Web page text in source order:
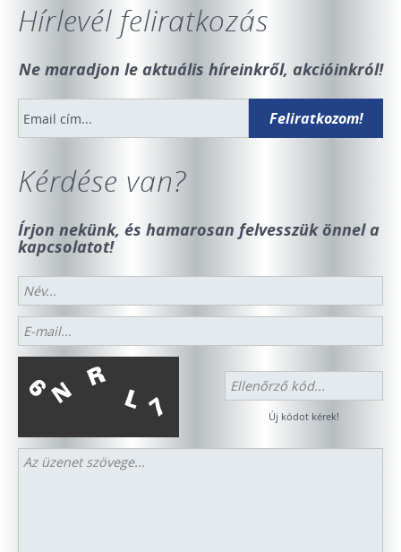
Hírlevél feliratkozás
Ne maradjon le aktuális híreinkről, akcióinkról!
Kérdése van?
Írjon nekünk, és hamarosan felvesszük önnel a
kapcsolatot!
Új kódot kérek!